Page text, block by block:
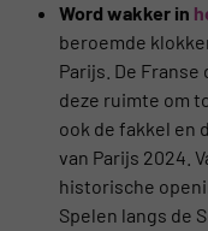
Word wakker in
beroemde
Parijs. De
deze ruimte om
ook de fakkel en
van Parijs 2024.
historische
Spelen langs de